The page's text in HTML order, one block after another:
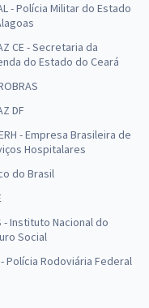
- Polícia Militar do Estado
CE - Secretaria da
do Estado do Ceará
DF
- Empresa Brasileira de
Hospitalares
do Brasil
- Instituto Nacional do
Social
- Polícia Rodoviária Federal